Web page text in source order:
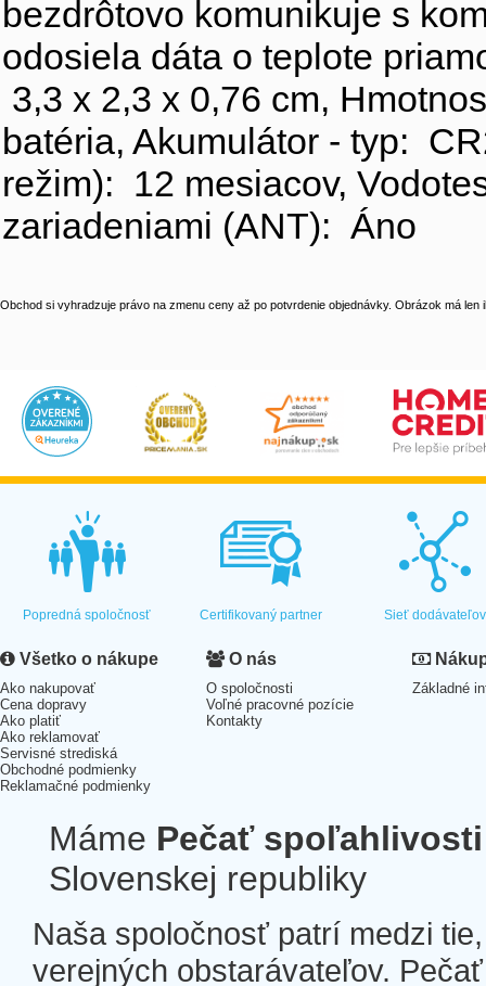
bezdrôtovo komunikuje s
odosiela dáta o teplote
3,3 x 2,3 x 0,76 cm,
batéria, Akumulátor - typ:
režim): 12 mesiacov,
zariadeniami (ANT): Áno
Obchod si vyhradzuje právo na zmenu ceny až po potvrdenie objednávky. Obrázok má len
Popredná spoločnosť Certifikovaný partner Sieť dodávateľov
Všetko o nákupe
Ako nakupovať
Cena dopravy
Ako platiť
Ako reklamovať
Servisné strediská
Obchodné podmienky
Reklamačné podmienky
O nás
O spoločnosti
Voľné pracovné pozície
Kontakty
Základné
Máme Pečať spoľahlivosti
Slovenskej republiky
Naša spoločnosť patrí medzi
verejných obstarávateľov.